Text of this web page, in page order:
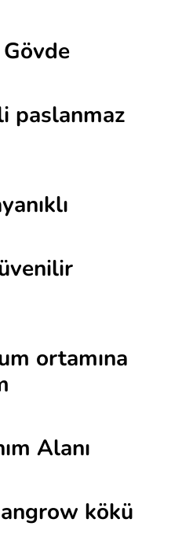
paslanmaz
ortamına
Alanı
kökü